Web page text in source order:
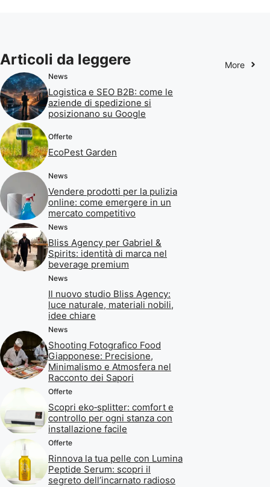
Articoli da leggere More
News
Logistica e SEO B2B: come le
aziende di spedizione si
posizionano su Google
Offerte
EcoPest Garden
News
Vendere prodotti per la pulizia
online: come emergere in un
mercato competitivo
News
Bliss Agency per Gabriel &
Spirits: identità di marca nel
beverage premium
News
Il nuovo studio Bliss Agency:
luce naturale, materiali nobili,
idee chiare
News
Shooting Fotografico Food
Giapponese: Precisione,
Minimalismo e Atmosfera nel
Racconto dei Sapori
Offerte
Scopri eko‑splitter: comfort e
controllo per ogni stanza con
installazione facile
Offerte
Rinnova la tua pelle con Lumina
Peptide Serum: scopri il
segreto dell’incarnato radioso